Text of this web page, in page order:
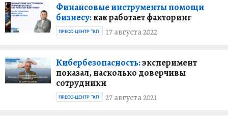
Финансовые инструменты помощи
бизнесу:как работает факторинг
17 августа 2022
ПРЕСС-ЦЕНТР "КП"
Кибербезопасность:эксперимент
показал, насколько доверчивы
сотрудники
27 августа 2021
ПРЕСС-ЦЕНТР "КП"